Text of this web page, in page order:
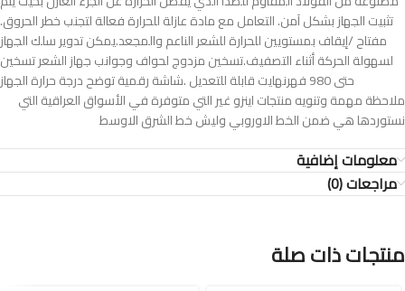
تثبيت الجهاز بشكل آمن. التعامل مع مادة عازلة للحرارة فعالة لتجنب خطر الحروق.
مفتاح /إيقاف بمستويين للحرارة للشعر الناعم والمجعد.يمكن تدوير سلك الجهاز
لسهولة الحركة أثناء التصفيف.تسخين مزدوج لحواف وجوانب جهاز الشعر تسخين
حتى 980 فهرنهايت قابلة للتعديل .شاشة رقمية توضح درجة حرارة الجهاز
ملاحظة مهمة وتنويه منتجات اينزو غير التي متوفرة في الأسواق العراقية التي
نستوردها هي ضمن الخط الاوروبي وليش خط الشرق الاوسط
معلومات إضافية
مراجعات (0)
منتجات ذات صلة